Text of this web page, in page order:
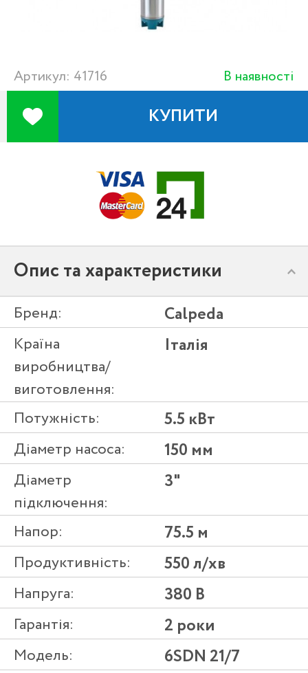
Артикул: 41716 В наявності
КУПИТИ
Опис та характеристики
Бренд: Calpeda
Країна
виробництва/
виготовлення:
Італія
Потужність: 5.5 кВт
Діаметр насоса: 150 мм
Діаметр
підключення:
3"
Напор: 75.5 м
Продуктивність: 550 л/хв
Напруга: 380 В
Гарантія: 2 роки
Модель: 6SDN 21/7